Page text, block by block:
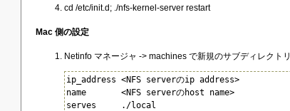
cd /etc/init.d; ./nfs-kernel-server restart
Mac 側の設定
Netinfo マネージャ -> machines で新規のサブディレクトリ
ip_address <NFS serverのip address>
name       <NFS serverのhost name>
serves     ./local